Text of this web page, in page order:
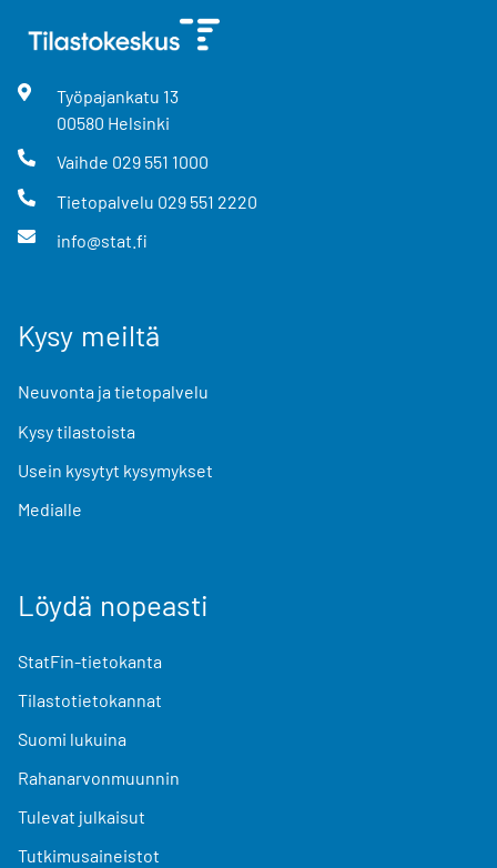
Työpajankatu 13
00580 Helsinki
Vaihde 029 551 1000
Tietopalvelu 029 551 2220
info@stat.fi
Kysy meiltä
Neuvonta ja tietopalvelu
Kysy tilastoista
Usein kysytyt kysymykset
Medialle
Löydä nopeasti
StatFin-tietokanta
Tilastotietokannat
Suomi lukuina
Rahanarvonmuunnin
Tulevat julkaisut
Tutkimusaineistot